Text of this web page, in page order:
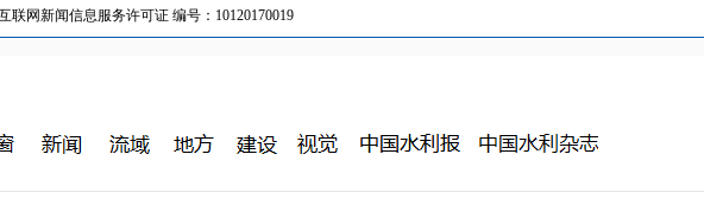
网新闻信息服务许可证 编号：10120170019